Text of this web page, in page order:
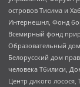
островов Тисима и
Интернешнл, Фонд
Всемирный фонд
Образовательный
Белорусский дом
человека Тбилиси,
Центр дикого